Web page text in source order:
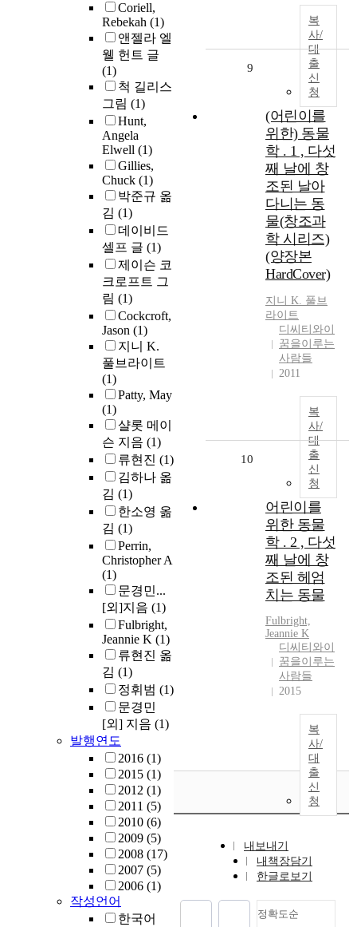
Coriell,
Rebekah (1)
앤젤라 엘
웰 헌트 글
(1)
척 길리스
그림 (1)
Hunt,
Angela
Elwell (1)
Gillies,
Chuck (1)
박준규 옮
김 (1)
데이비드
셀프 글 (1)
제이슨 코
크로프트 그
림 (1)
Cockcroft,
Jason (1)
지니 K.
풀브라이트
(1)
Patty, May
(1)
샬롯 메이
슨 지음 (1)
류현진 (1)
김하나 옮
김 (1)
한소영 옮
김 (1)
Perrin,
Christopher A
(1)
문경민...
[외]지음 (1)
Fulbright,
Jeannie K (1)
류현진 옮
김 (1)
정휘범 (1)
문경민
[외] 지음 (1)
발행연도
2016 (1)
2015 (1)
2012 (1)
2011 (5)
2010 (6)
2009 (5)
2008 (17)
2007 (5)
2006 (1)
작성언어
한국어
복
사/
대
출
신
청
9
(어린이를
위한) 동물
학 . 1 , 다섯
째 날에 창
조된 날아
다니는 동
물(창조과
학 시리즈)
(양장본
HardCover)
지니 K. 풀브
라이트
디씨티와이
꿈을이루는
사람들
2011
복
사/
대
출
신
청
10
어린이를
위한 동물
학 . 2 , 다섯
째 날에 창
조된 헤엄
치는 동물
Fulbright,
Jeannie K
디씨티와이
꿈을이루는
사람들
2015
복
사/
대
출
신
청
내보내기
내책장담기
한글로보기
정확도순